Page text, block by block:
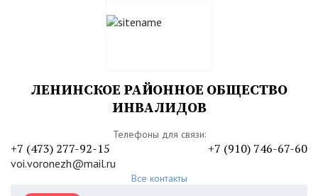
ЛЕНИНСКОЕ РАЙОННОЕ ОБЩЕСТВО
ИНВАЛИДОВ
Телефоны для связи:
+7 (473) 277-92-15 +7 (910) 746-67-60
voi.voronezh@mail.ru
Все контакты